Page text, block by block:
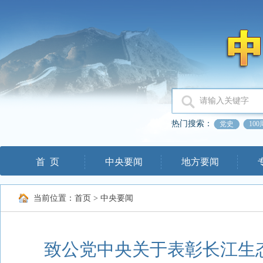
热门搜索： 党史 100
首 页 中央要闻 地方要闻
当前位置： 首页 > 中央要闻
致公党中央关于表彰长江